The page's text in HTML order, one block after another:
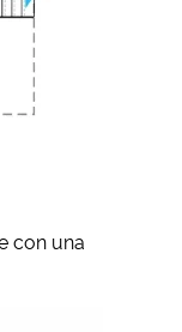
con una